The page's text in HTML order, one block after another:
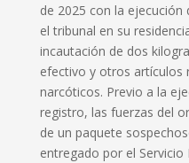
de 2025 con la
el tribunal en su
incautación de dos
efectivo y otros artículos
narcóticos. Previo a la
registro, las fuerzas del
de un paquete
entregado por el